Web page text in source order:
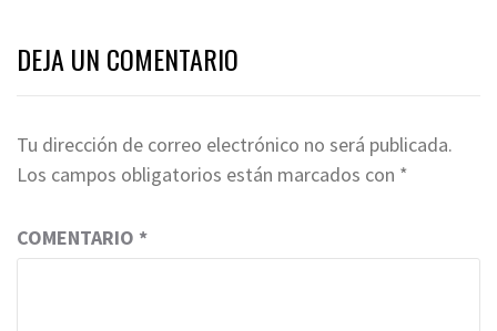
DEJA UN COMENTARIO
Tu dirección de correo electrónico no será publicada.
Los campos obligatorios están marcados con *
COMENTARIO *